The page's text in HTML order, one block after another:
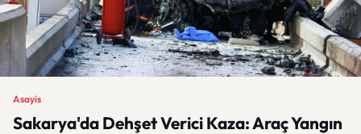
Asayis
Sakarya'da Dehşet Verici Kaza: Araç Yangın